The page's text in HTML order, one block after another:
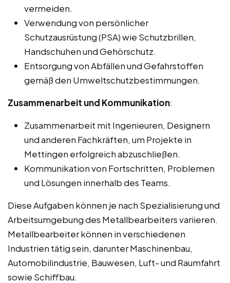
vermeiden.
Verwendung von persönlicher
Schutzausrüstung (PSA) wie Schutzbrillen,
Handschuhen und Gehörschutz.
Entsorgung von Abfällen und Gefahrstoffen
gemäß den Umweltschutzbestimmungen.
Zusammenarbeit und Kommunikation:
Zusammenarbeit mit Ingenieuren, Designern
und anderen Fachkräften, um Projekte in
Mettingen erfolgreich abzuschließen.
Kommunikation von Fortschritten, Problemen
und Lösungen innerhalb des Teams.
Diese Aufgaben können je nach Spezialisierung und
Arbeitsumgebung des Metallbearbeiters variieren.
Metallbearbeiter können in verschiedenen
Industrien tätig sein, darunter Maschinenbau,
Automobilindustrie, Bauwesen, Luft- und Raumfahrt
sowie Schiffbau.